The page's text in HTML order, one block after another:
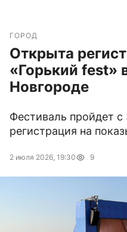
ГОРОД
Открыта
«Горький fest»
Новгороде
Фестиваль пройдет
регистрация на
2 июля 2026, 19:30 9